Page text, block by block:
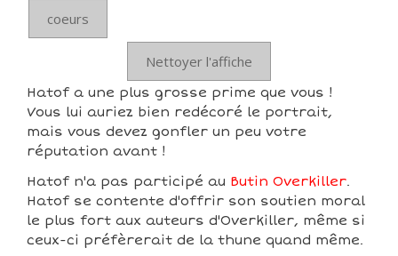
coeurs
Nettoyer l'affiche
Hatof a une plus grosse prime que vous !
Vous lui auriez bien redécoré le portrait,
mais vous devez gonfler un peu votre
réputation avant !
Hatof n'a pas participé au Butin Overkiller.
Hatof se contente d'offrir son soutien moral
le plus fort aux auteurs d'Overkiller, même si
ceux-ci préfèrerait de la thune quand même.